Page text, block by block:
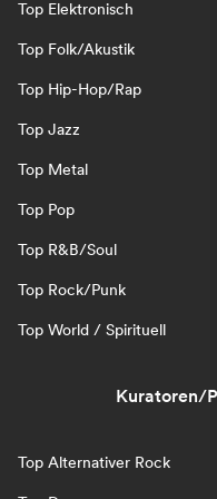
Top Elektronisch
Top Folk/Akustik
Top Hip-Hop/Rap
Top Jazz
Top Metal
Top Pop
Top R&B/Soul
Top Rock/Punk
Top World / Spirituell
Kuratoren/
Top Alternativer Rock